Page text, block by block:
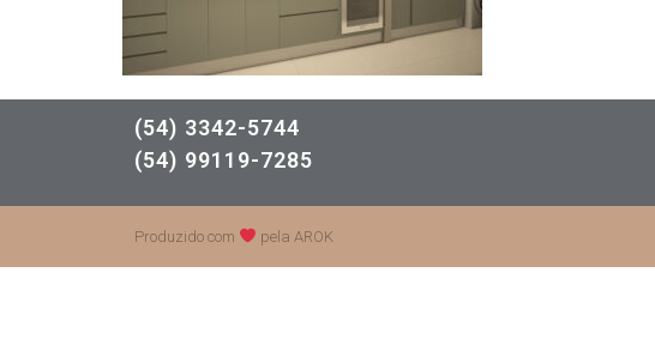
(54) 3342-5744
(54) 99119-7285
Produzido com pela AROK